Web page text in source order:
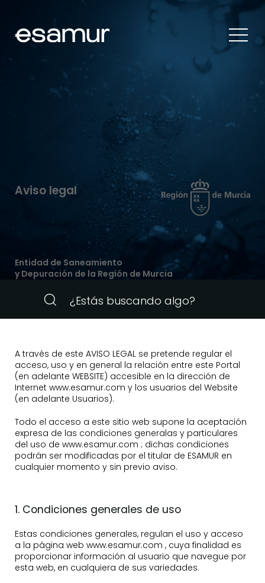
Aviso legal
Entidad de Saneamiento
y Depuración de la Región de Murcia
A través de este AVISO LEGAL se pretende regular el
acceso, uso y en general la relación entre este Portal
(en adelante WEBSITE) accesible en la dirección de
Internet www.esamur.com y los usuarios del Website
(en adelante Usuarios).
Todo el acceso a este sitio web supone la aceptación
expresa de las condiciones generalas y particulares
del uso de www.esamur.com ; dichas condiciones
podrán ser modificadas por el titular de ESAMUR en
cualquier momento y sin previo aviso.
1. Condiciones generales de uso
Estas condiciones generales, regulan el uso y acceso
a la página web www.esamur.com , cuya finalidad es
proporcionar información al usuario que navegue por
esta web, en cualquiera de sus variedades.